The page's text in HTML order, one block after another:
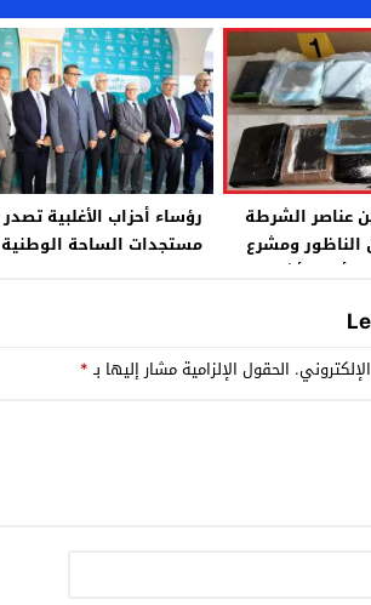
عناصر الشرطة
الناظور ومشرع
أربعة أشخاص
المهلوسة
رؤساء أحزاب الأغلبية
مستجدات الساحة الوطنية
الحقول الإلزامية مشار إليها بـ*